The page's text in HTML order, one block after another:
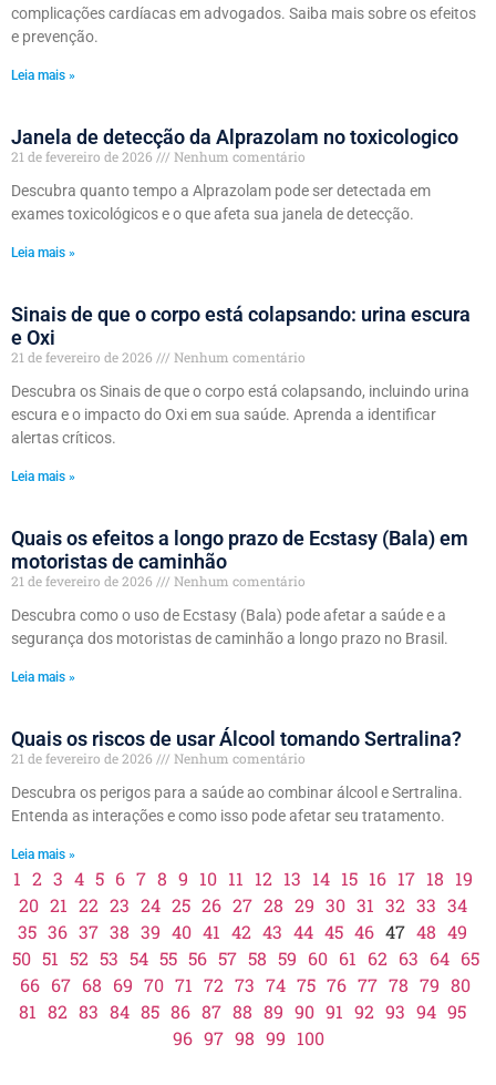
complicações cardíacas em advogados. Saiba mais sobre os efeitos
e prevenção.
Leia mais »
Janela de detecção da Alprazolam no toxicologico
21 de fevereiro de 2026
Nenhum comentário
Descubra quanto tempo a Alprazolam pode ser detectada em
exames toxicológicos e o que afeta sua janela de detecção.
Leia mais »
Sinais de que o corpo está colapsando: urina escura
e Oxi
21 de fevereiro de 2026
Nenhum comentário
Descubra os Sinais de que o corpo está colapsando, incluindo urina
escura e o impacto do Oxi em sua saúde. Aprenda a identificar
alertas críticos.
Leia mais »
Quais os efeitos a longo prazo de Ecstasy (Bala) em
motoristas de caminhão
21 de fevereiro de 2026
Nenhum comentário
Descubra como o uso de Ecstasy (Bala) pode afetar a saúde e a
segurança dos motoristas de caminhão a longo prazo no Brasil.
Leia mais »
Quais os riscos de usar Álcool tomando Sertralina?
21 de fevereiro de 2026
Nenhum comentário
Descubra os perigos para a saúde ao combinar álcool e Sertralina.
Entenda as interações e como isso pode afetar seu tratamento.
Leia mais »
1 2 3 4 5 6 7 8 9 10 11 12 13 14 15 16 17 18 19
20 21 22 23 24 25 26 27 28 29 30 31 32 33 34
35 36 37 38 39 40 41 42 43 44 45 46 47 48 49
50 51 52 53 54 55 56 57 58 59 60 61 62 63 64 65
66 67 68 69 70 71 72 73 74 75 76 77 78 79 80
81 82 83 84 85 86 87 88 89 90 91 92 93 94 95
96 97 98 99 100